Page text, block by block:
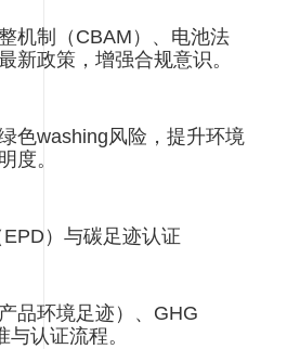
机制（CBAM）、电池法
新政策，增强合规意识。
色washing风险，提升环境
度。
）与碳足迹认证
品环境足迹）、GHG
认证流程。